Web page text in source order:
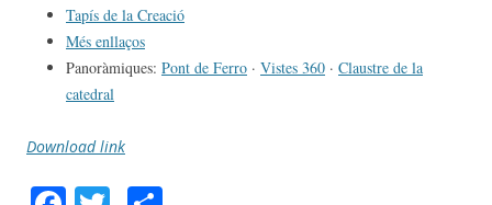
Tapís de la Creació
Més enllaços
Panoràmiques: Pont de Ferro · Vistes 360 · Claustre de la
catedral
Download link